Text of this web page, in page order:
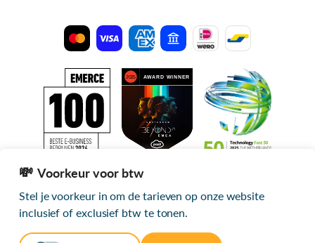
Alle getoonde prijzen zijn exclusief btw
Voorkeur voor btw
Stel je voorkeur in om de tarieven op onze website
inclusief of exclusief btw te tonen.